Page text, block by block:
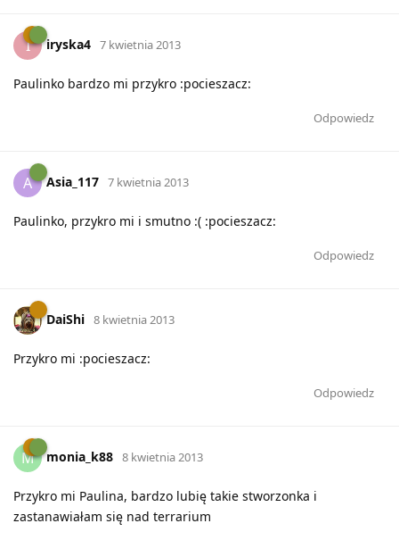
I iryska4 7 kwietnia 2013
Paulinko bardzo mi przykro :pocieszacz:
Odpowiedz
A Asia_117 7 kwietnia 2013
Paulinko, przykro mi i smutno :( :pocieszacz:
Odpowiedz
DaiShi 8 kwietnia 2013
Przykro mi :pocieszacz:
Odpowiedz
M monia_k88 8 kwietnia 2013
Przykro mi Paulina, bardzo lubię takie stworzonka i
zastanawiałam się nad terrarium